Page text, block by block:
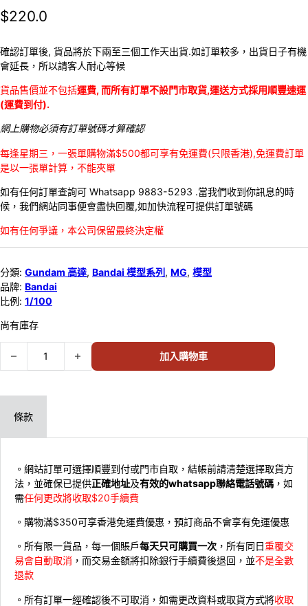
$220.0
確認訂單後, 貨品將於下兩至三個工作天出貨.如訂單較多，出貨日子有機
會延長，所以請客人耐心等候
貨品售價並不包括運費, 而所有訂單不設門市取貨,運送方式採用順豐速運
(運費到付).
網上購物必須有訂單號碼才算確認
每逢星期三，一張單購物滿$500都可享有免運費(只限香港),免運費訂單
是以一張單計算，不能夾單
如有任何訂單查詢可 Whatsapp 9883-5293 .當我們收到你訊息的時
候，我們網站同事便會盡快回覆,如加快流程可提供訂單號碼
如有任何爭議，本公司保留最終決定權
分類: Gundam 高達, Bandai 模型系列 , MG, 模型
品牌: Bandai
比例: 1/100
尚有庫存
Bandai 1/100 MG Aile Strike Gundam 615909 數量
加入購物車
條款
。網站訂單可選擇順豐到付或門市自取，結帳前請清楚選擇取貨方
法，並確保已提供正確地址及有效的whatsapp聯絡電話號碼 ，如
需任何更改將收取$20手續費
。購物滿$350可享香港免運費優惠，預訂商品不會享有免運優惠
。所有限一貨品，每一個賬戶每天只可購買一次 ，所有同日重覆交
易會自動取消 ，而交易金額將扣除銀行手續費後退回，並不是全數
退款
。所有訂單一經確認後不可取消，如需更改資料或取貨方式將收取